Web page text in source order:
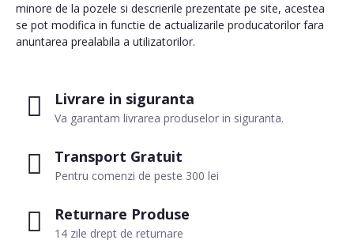
Livrare in siguranta
Va garantam livrarea produselor in siguranta.
Transport Gratuit
Pentru comenzi de peste 300 lei
Returnare Produse
14 zile drept de returnare
minore de la pozele si descrierile prezentate pe site, acestea
se pot modifica in functie de actualizarile producatorilor fara
anuntarea prealabila a utilizatorilor.